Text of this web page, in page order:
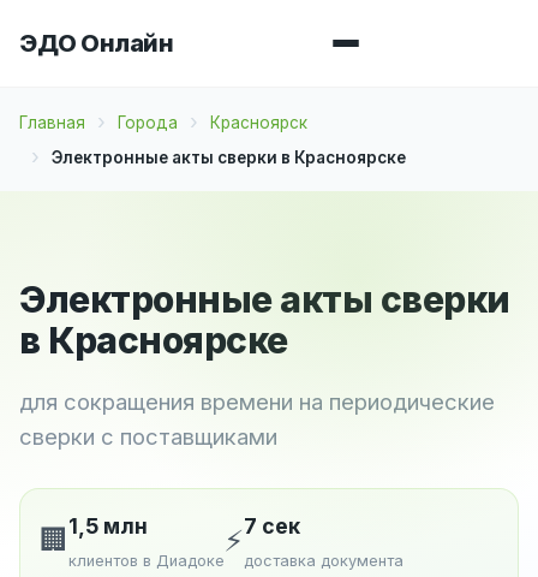
ЭДО Онлайн
Главная Города
Красноярск
Электронные акты сверки в Красноярске
Электронные акты сверки
в Красноярске
для сокращения времени на периодические
сверки с поставщиками
🏢 1,5 млн
клиентов в Диадоке
⚡7 сек
доставка документа